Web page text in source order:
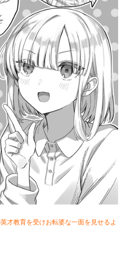
才教育を受けお転婆な一面を見せるよ